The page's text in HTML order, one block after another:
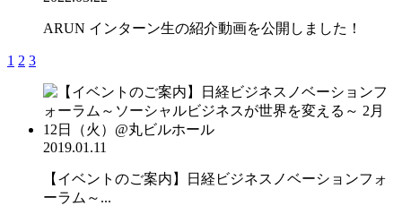
ARUN インターン生の紹介動画を公開しました！
1 2 3
2019.01.11
【イベントのご案内】日経ビジネスノベーションフォ
ーラム～...